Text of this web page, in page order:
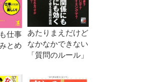
仕事
とめ
あたりまえだけど
なかなかできない
「質問のルール」